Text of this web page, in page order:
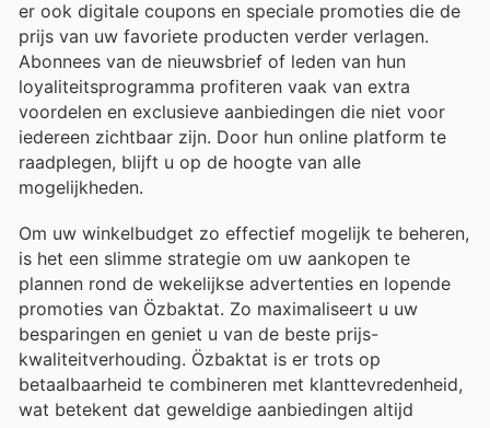
er ook digitale coupons en speciale promoties die de
prijs van uw favoriete producten verder verlagen.
Abonnees van de nieuwsbrief of leden van hun
loyaliteitsprogramma profiteren vaak van extra
voordelen en exclusieve aanbiedingen die niet voor
iedereen zichtbaar zijn. Door hun online platform te
raadplegen, blijft u op de hoogte van alle
mogelijkheden.
Om uw winkelbudget zo effectief mogelijk te beheren,
is het een slimme strategie om uw aankopen te
plannen rond de wekelijkse advertenties en lopende
promoties van Özbaktat. Zo maximaliseert u uw
besparingen en geniet u van de beste prijs-
kwaliteitverhouding. Özbaktat is er trots op
betaalbaarheid te combineren met klanttevredenheid,
wat betekent dat geweldige aanbiedingen altijd